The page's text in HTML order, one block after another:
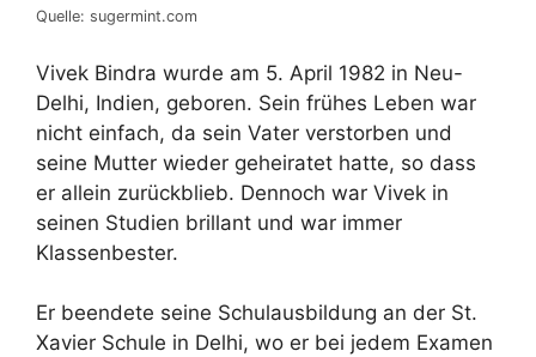
Quelle: sugermint.com
Vivek Bindra wurde am 5. April 1982 in Neu-
Delhi, Indien, geboren. Sein frühes Leben war
nicht einfach, da sein Vater verstorben und
seine Mutter wieder geheiratet hatte, so dass
er allein zurückblieb. Dennoch war Vivek in
seinen Studien brillant und war immer
Klassenbester.
Er beendete seine Schulausbildung an der St.
Xavier Schule in Delhi, wo er bei jedem Examen